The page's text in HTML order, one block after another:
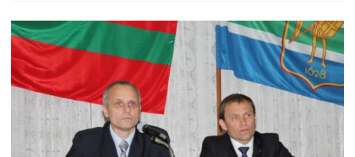
Вопросы
–
приняты